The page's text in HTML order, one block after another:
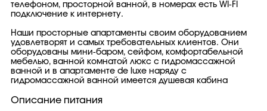
телефоном, просторной ванной, в номерах есть WI-FI
подключение к интернету.
Наши просторные апартаменты своим оборудованием
удовлетворят и самых требовательных клиентов. Они
оборудованы мини-баром, сейфом, комфортабельной
мебелью, ванной комнатой люкс с гидромассажной
ванной и в апартаменте de luxe наряду с
гидромассажной ванной имеется душевая кабина
Описание питания